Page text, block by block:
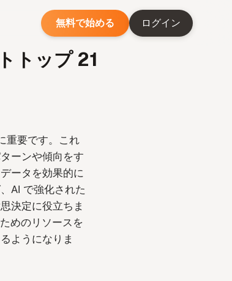
無料で始める ログイン
トップ 21
重要です。これ
ーンや傾向をす
ータを効果的に
AI で強化された
決定に役立ちま
めのリソースを
ようになりま